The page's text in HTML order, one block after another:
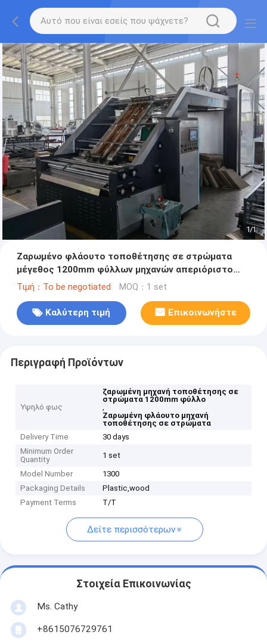
1/1
Ζαρωμένο φλάουτο τοποθέτησης σε στρώματα
μέγεθος 1200mm φύλλων μηχανών απεριόριστο
ανώτατο
Τιμή：To be negotiated MOQ：1 set
Καλύτερη τιμή Επικοινωνήστε
Περιγραφή Προϊόντων
Υψηλό φως
ζαρωμένη μηχανή τοποθέτησης σε
στρώματα 1200mm φύλλο
,
Ζαρωμένη φλάουτο μηχανή
τοποθέτησης σε στρώματα
Delivery Time
30 days
Minimum Order
Quantity
1 set
Model Number
1300
Packaging Details
Plastic,wood
Payment Terms
T/T
Δείτε περισσότερων
Στοιχεία Επικοινωνίας
Ms. Cathy
+8615076729761